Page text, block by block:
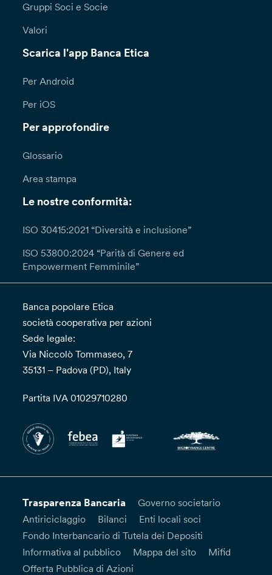
Gruppi Soci e Socie
Valori
Scarica l'app Banca Etica
Per Android
Per iOS
Per approfondire
Glossario
Area stampa
Le nostre conformità:
ISO 30415:2021 “Diversità e inclusione”
ISO 53800:2024 “Parità di Genere ed
Empowerment Femminile”
Banca popolare Etica
società cooperativa per azioni
Sede legale:
Via Niccolò Tommaseo, 7
35131 – Padova (PD), Italy
Partita IVA 01029710280
Trasparenza Bancaria
Governo societario
Antiriciclaggio
Bilanci
Enti locali soci
Fondo Interbancario di Tutela dei Depositi
Informativa al pubblico
Mappa del sito
Mifid
Offerta Pubblica di Azioni